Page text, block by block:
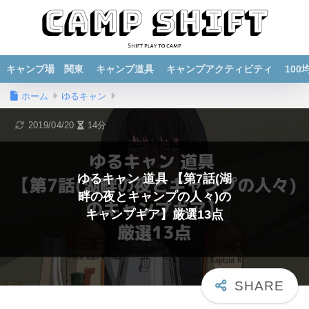
キャンプ場 関東 キャンプ道具 キャンプアクティビティ 100
ホーム ゆるキャン
ゆるキャン 道具 【第7話(湖
畔の夜とキャンプの人々)の
キャンプギア】厳選13点
2019/04/20 14分